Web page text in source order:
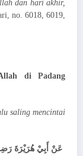
dan hari akhir,
no. 6018, 6019,
di Padang
saling mencintai
عَنْ أَبِيْ هُرَيْرَةَ